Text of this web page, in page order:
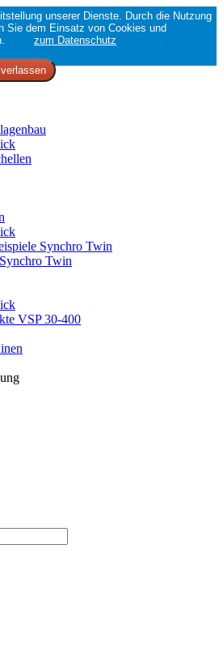
unserer Dienste. Durch die Nutzung
Sie dem Einsatz von Cookies und
ein. zum Datenschutz
Synchro Twin
Twin
VSP 30-400